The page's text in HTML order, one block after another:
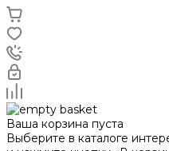
Ваша корзина пуста
Выберите в каталоге